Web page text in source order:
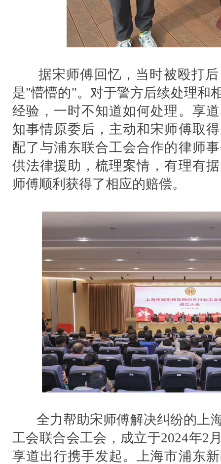
据宋师傅回忆，当时被殴打
是"懵懵的"。对于警方后续处理和
经验，一时不知道如何处理。享
知事情原委后，主动和宋师傅取
配了与浦东联合工会合作的律师
供法律援助，梳理案情，有理有
师傅顺利获得了相应的赔偿。
全力帮助宋师傅解决纠纷的上
工会联合会工会，成立于2024年2
享道出行携手发起。上海市浦东